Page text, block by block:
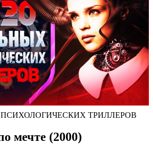
ТРИЛЛЕРОВ
мечте (2000)